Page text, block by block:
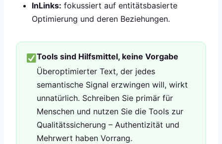
InLinks: fokussiert auf entitätsbasierte
Optimierung und deren Beziehungen.
Tools sind Hilfsmittel, keine Vorgabe
Überoptimierter Text, der jedes
semantische Signal erzwingen will, wirkt
unnatürlich. Schreiben Sie primär für
Menschen und nutzen Sie die Tools zur
Qualitätssicherung – Authentizität und
Mehrwert haben Vorrang.